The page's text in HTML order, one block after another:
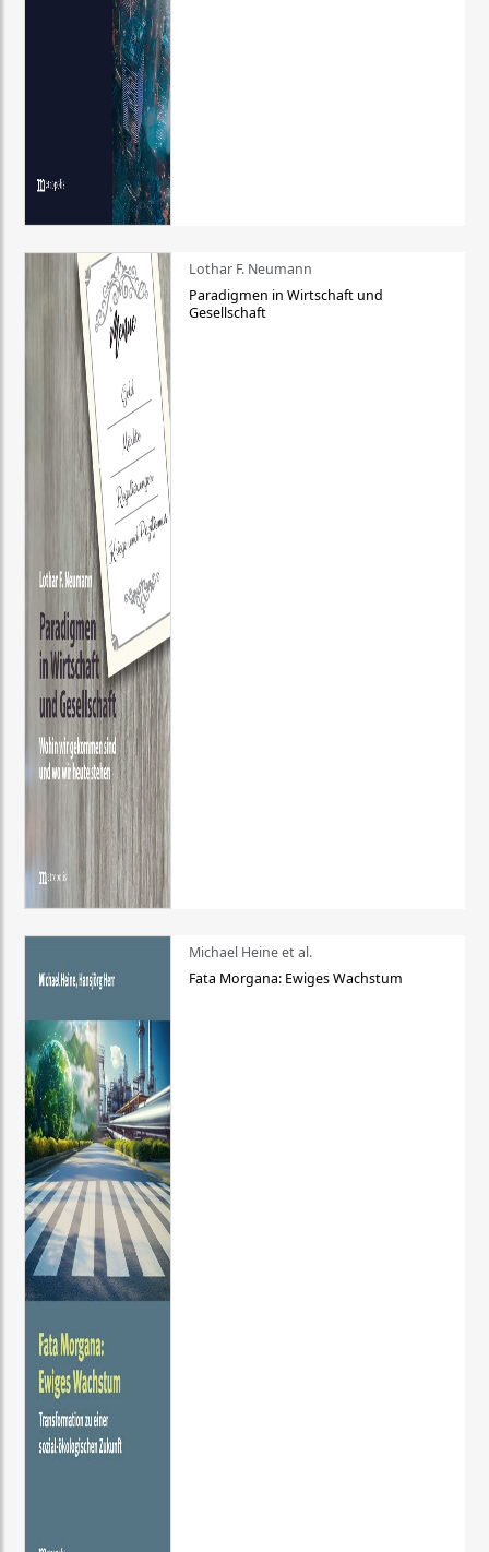
Lothar F. Neumann
Paradigmen in Wirtschaft und
Gesellschaft
Michael Heine et al.
Fata Morgana: Ewiges Wachstum